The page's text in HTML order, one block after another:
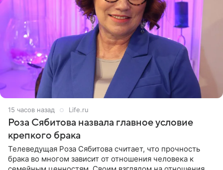
15 часов назад Life.ru
Роза Сябитова назвала главное условие
крепкого брака
Телеведущая Роза Сябитова считает, что прочность
брака во многом зависит от отношения человека к